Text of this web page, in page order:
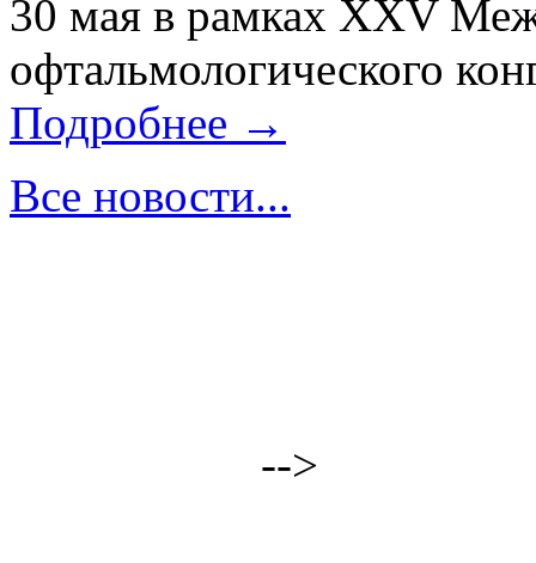
30 мая в рамках XXV
офтальмологического
Подробнее →
Все новости...
-->